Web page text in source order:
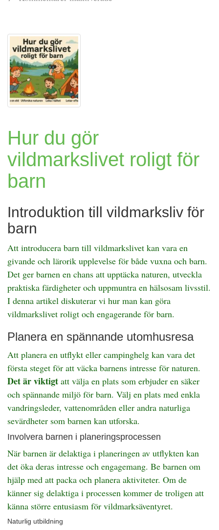
Hur du gör
vildmarkslivet roligt för
barn
Introduktion till vildmarksliv för
barn
Att introducera barn till vildmarkslivet kan vara en
givande och lärorik upplevelse för både vuxna och barn.
Det ger barnen en chans att upptäcka naturen, utveckla
praktiska färdigheter och uppmuntra en hälsosam livsstil.
I denna artikel diskuterar vi hur man kan göra
vildmarkslivet roligt och engagerande för barn.
Planera en spännande utomhusresa
Att planera en utflykt eller campinghelg kan vara det
första steget för att väcka barnens intresse för naturen.
Det är viktigt att välja en plats som erbjuder en säker
och spännande miljö för barn. Välj en plats med enkla
vandringsleder, vattenområden eller andra naturliga
sevärdheter som barnen kan utforska.
Involvera barnen i planeringsprocessen
När barnen är delaktiga i planeringen av utflykten kan
det öka deras intresse och engagemang. Be barnen om
hjälp med att packa och planera aktiviteter. Om de
känner sig delaktiga i processen kommer de troligen att
känna större entusiasm för vildmarksäventyret.
Naturlig utbildning